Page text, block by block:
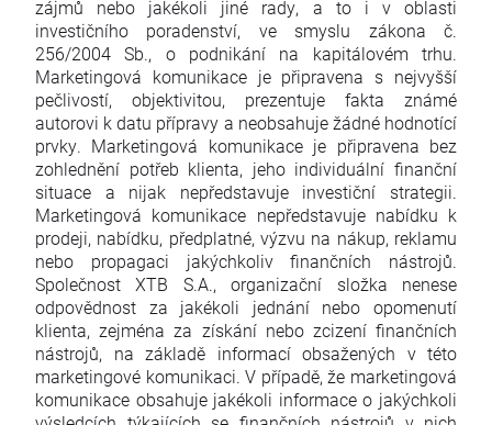
zájmů nebo jakékoli jiné rady, a to i v oblasti
investičního poradenství, ve smyslu zákona č.
256/2004 Sb., o podnikání na kapitálovém trhu.
Marketingová komunikace je připravena s nejvyšší
pečlivostí, objektivitou, prezentuje fakta známé
autorovi k datu přípravy a neobsahuje žádné hodnotící
prvky. Marketingová komunikace je připravena bez
zohlednění potřeb klienta, jeho individuální finanční
situace a nijak nepředstavuje investiční strategii.
Marketingová komunikace nepředstavuje nabídku k
prodeji, nabídku, předplatné, výzvu na nákup, reklamu
nebo propagaci jakýchkoliv finančních nástrojů.
Společnost XTB S.A., organizační složka nenese
odpovědnost za jakékoli jednání nebo opomenutí
klienta, zejména za získání nebo zcizení finančních
nástrojů, na základě informací obsažených v této
marketingové komunikaci. V případě, že marketingová
komunikace obsahuje jakékoli informace o jakýchkoli